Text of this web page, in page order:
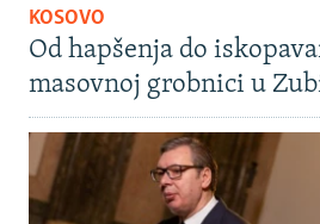
KOSOVO
Od hapšenja do
masovnoj grobnici u